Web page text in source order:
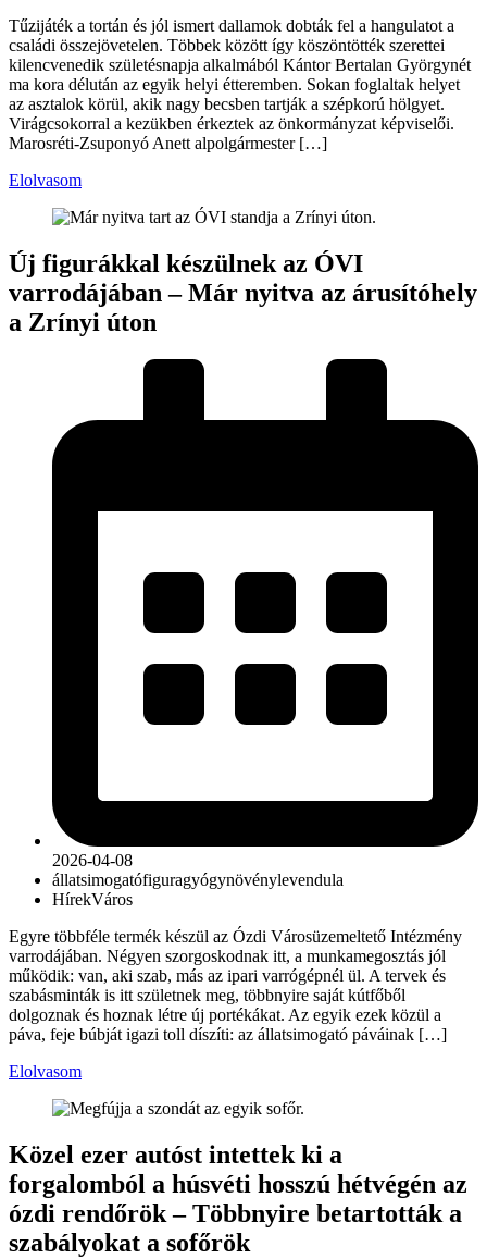
Tűzijáték a tortán és jól ismert dallamok dobták fel a hangulatot a
családi összejövetelen. Többek között így köszöntötték szerettei
kilencvenedik születésnapja alkalmából Kántor Bertalan Györgynét
ma kora délután az egyik helyi étteremben. Sokan foglaltak helyet
az asztalok körül, akik nagy becsben tartják a szépkorú hölgyet.
Virágcsokorral a kezükben érkeztek az önkormányzat képviselői.
Marosréti-Zsuponyó Anett alpolgármester […]
Elolvasom
Új figurákkal készülnek az ÓVI
varrodájában – Már nyitva az árusítóhely
a Zrínyi úton
2026-04-08
állatsimogatófiguragyógynövénylevendula
HírekVáros
Egyre többféle termék készül az Ózdi Városüzemeltető Intézmény
varrodájában. Négyen szorgoskodnak itt, a munkamegosztás jól
működik: van, aki szab, más az ipari varrógépnél ül. A tervek és
szabásminták is itt születnek meg, többnyire saját kútfőből
dolgoznak és hoznak létre új portékákat. Az egyik ezek közül a
páva, feje búbját igazi toll díszíti: az állatsimogató páváinak […]
Elolvasom
Közel ezer autóst intettek ki a
forgalomból a húsvéti hosszú hétvégén az
ózdi rendőrök – Többnyire betartották a
szabályokat a sofőrök